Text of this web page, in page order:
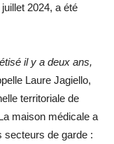
2024, a été
il y a deux ans,
Laure Jagiello,
territoriale de
maison médicale a
secteurs de garde :